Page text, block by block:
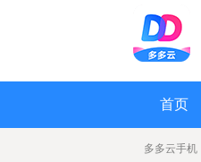
首页
多多云手机